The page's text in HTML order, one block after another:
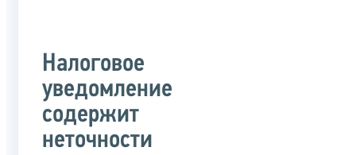
Налоговое
уведомление
содержит
неточности